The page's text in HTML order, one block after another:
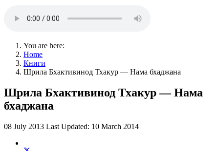
You are here:
Home
Книги
Шрила Бхактивинод Тхакур — Нама бхаджана
Шрила Бхактивинод Тхакур — Нама
бхаджана
08 July 2013 Last Updated: 10 March 2014